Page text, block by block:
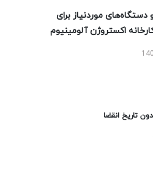
موردنیاز برای
اکستروژن آلومینیوم
تاریخ انقضا